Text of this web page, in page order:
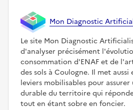
Mon Diagnostic
Le site Mon Diagnostic
d'analyser précisément
consommation d'ENAF et de
des sols à Coulogne. Il met aussi
leviers mobilisables pour
durable du territoire qui
tout en étant sobre en foncier.